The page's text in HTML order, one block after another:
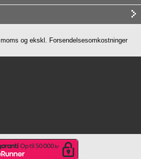
og ekskl. Forsendelsesomkostninger